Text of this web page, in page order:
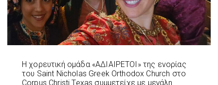
Η χορευτική ομάδα «ΑΔΙΑΙΡΕΤΟΙ» της ενορίας
του Saint Nicholas Greek Orthodox Church στο
Corpus Christi Texas συμμετείχε με μεγάλη